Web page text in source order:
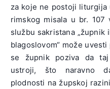
za koje ne postoji liturgija
rimskog misala u br.
službu sakristana
blagoslovom“ može
se župnik poziva da taj
ustroji, što naravno
plodnosti na župskoj